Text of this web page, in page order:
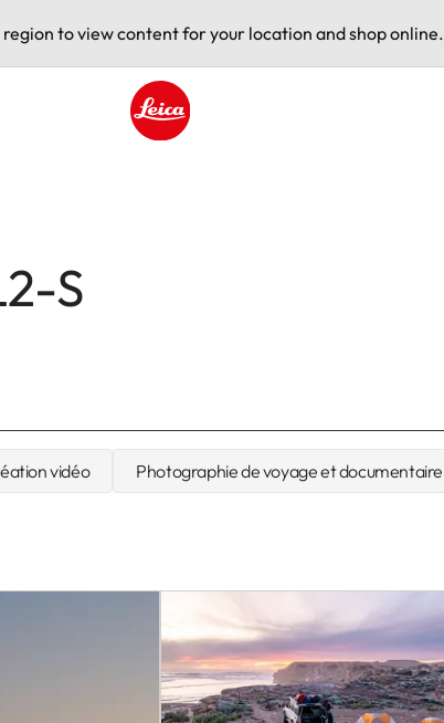
to view content for your location and shop online.
S
vidéo Photographie de voyage et documentaire